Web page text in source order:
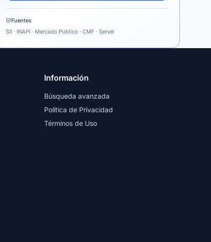
Fuentes
SII · INAPI · Mercado Público · CMF · Servel
Información
Búsqueda avanzada
Política de Privacidad
Términos de Uso